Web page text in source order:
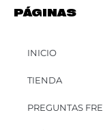
PÁGINAS
INICIO
TIENDA
PREGUNTAS